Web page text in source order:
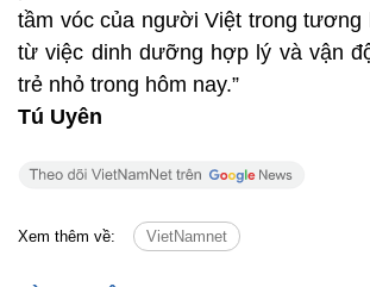
tầm vóc của người Việt trong tương
từ việc dinh dưỡng hợp lý và vận
trẻ nhỏ trong hôm nay.”
Tú Uyên
Xem thêm về: VietNamnet